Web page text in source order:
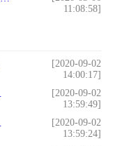
11:08:58]
[2020-09-02
14:00:17]
[2020-09-02
13:59:49]
[2020-09-02
13:59:24]